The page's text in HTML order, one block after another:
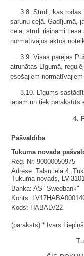
3.8. Strīdi, kas rodas
sarunu ceļā. Gadījumā,
ceļā, strīdi risināmi tiesā
normatīvajos aktos
3.9. Visas pārējās
atrunātas Līgumā,
esošajiem
3.10. Līgums
lapām un tiek parakstīts
4.
Pašvaldība
Tukuma novada
Reģ. Nr. 90000050975
Adrese: Talsu iela 4,
Tukuma novads, LV-3101
Banka: AS "Swedbank"
Konts:
Kods: HABALV22
(paraksts) * Ivars Liepiņš